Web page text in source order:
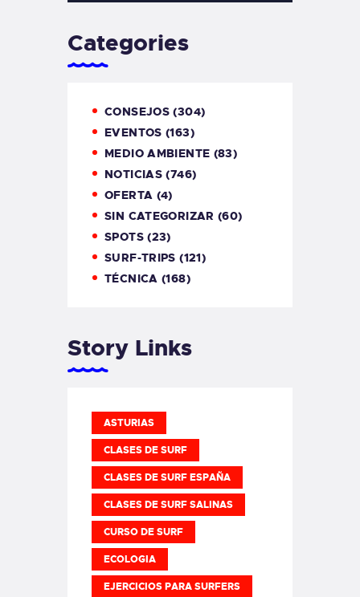
Categories
CONSEJOS (304)
EVENTOS (163)
MEDIO AMBIENTE (83)
NOTICIAS (746)
OFERTA (4)
SIN CATEGORIZAR (60)
SPOTS(23)
SURF-TRIPS (121)
TÉCNICA (168)
Story Links
ASTURIAS
CLASES DE SURF
CLASES DE SURF ESPAÑA
CLASES DE SURF SALINAS
CURSO DE SURF
ECOLOGIA
EJERCICIOS PARA SURFERS